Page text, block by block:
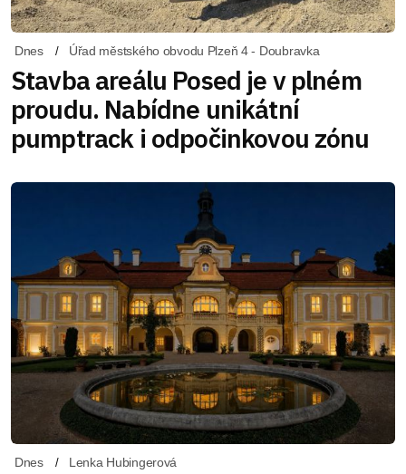
Dnes Úřad městského obvodu Plzeň 4 - Doubravka
Stavba areálu Posed je v plném
proudu. Nabídne unikátní
pumptrack i odpočinkovou zónu
Dnes Lenka Hubingerová